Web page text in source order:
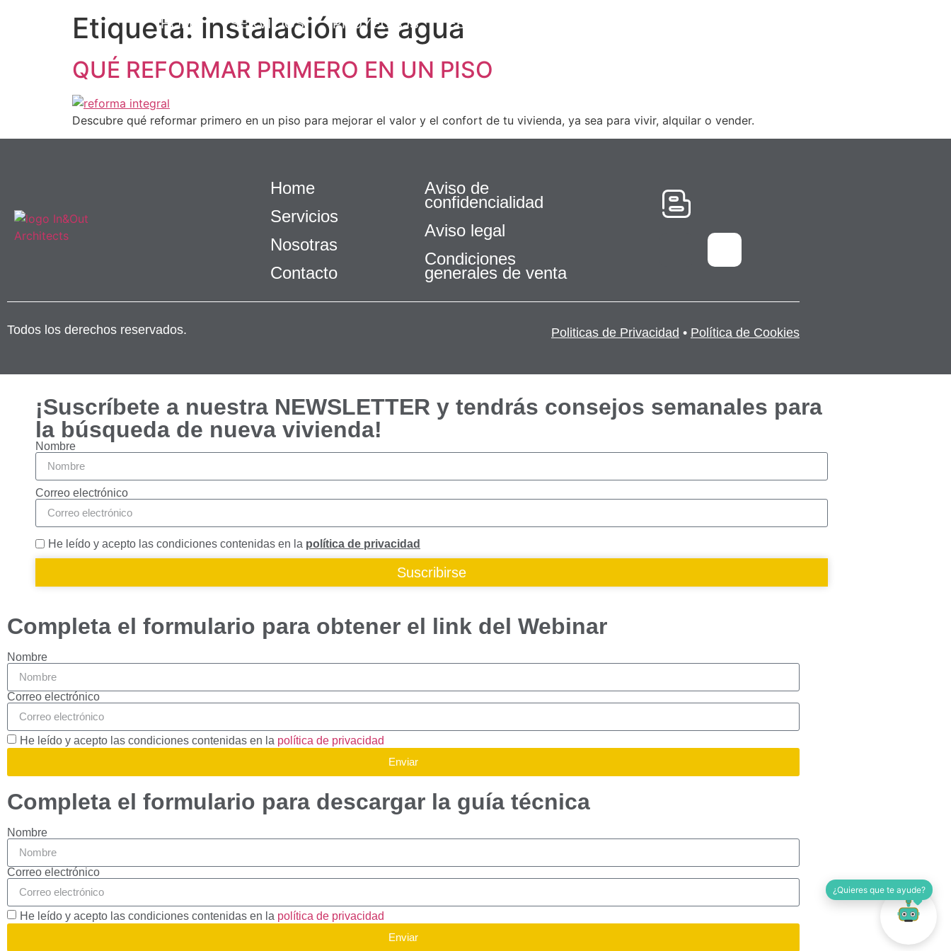
HOME SERVICIOS PROYECTOS EBOOK GRATUITO
Etiqueta: instalación de agua
QUÉ REFORMAR PRIMERO EN UN PISO
Descubre qué reformar primero en un piso para mejorar el valor y el confort de tu vivienda, ya sea para vivir, alquilar o vender.
Home
Servicios
Nosotras
Contacto
Aviso de
confidencialidad
Aviso legal
Condiciones
generales de venta
Todos los derechos reservados. Politicas de Privacidad • Política de Cookies
Necesarias
Estas
cookies no
opcionales.
necesarias
Estadísticas
Para que
mejorar la
funcionalidad
y estructura
base a cómo
Experiencia
Para que
funcione lo
mejor posible
durante tu
rechaza estas
¿Quieres que te ayude?
¡Suscríbete a nuestra NEWSLETTER y tendrás consejos semanales para
la búsqueda de nueva vivienda!
Nombre
Correo electrónico
He leído y acepto las condiciones contenidas en la política de privacidad
Suscribirse
Completa el formulario para obtener el link del Webinar
Nombre
Correo electrónico
He leído y acepto las condiciones contenidas en la política de privacidad
Enviar
Completa el formulario para descargar la guía técnica
Nombre
Correo electrónico
He leído y acepto las condiciones contenidas en la política de privacidad
Enviar